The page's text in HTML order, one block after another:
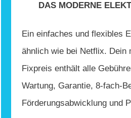
DAS MODERNE
Ein einfaches und flexibles
ähnlich wie bei Netflix. Dein
Fixpreis enthält alle
Wartung, Garantie, 8-fach-
Förderungsabwicklung und